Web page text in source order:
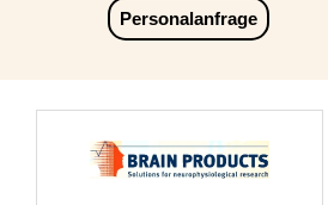
Personalanfrage